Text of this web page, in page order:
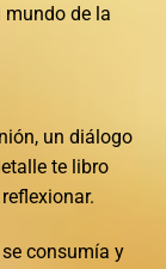
mundo de la
un diálogo
te libro
consumía y